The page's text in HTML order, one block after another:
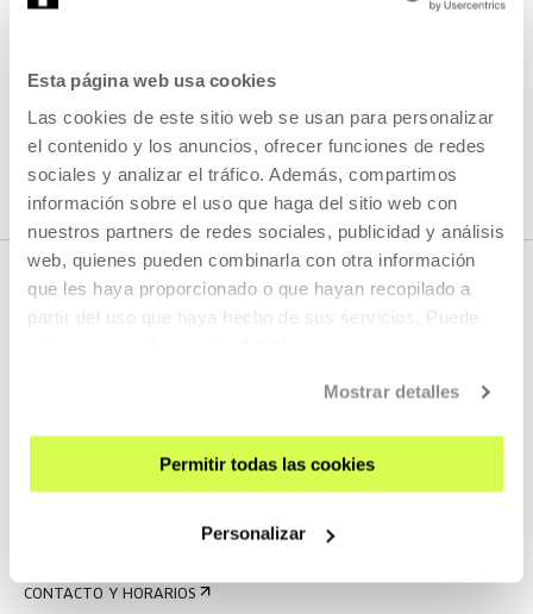
Esta página web usa cookies
Las cookies de este sitio web se usan para personalizar
el contenido y los anuncios, ofrecer funciones de redes
sociales y analizar el tráfico. Además, compartimos
información sobre el uso que haga del sitio web con
nuestros partners de redes sociales, publicidad y análisis
web, quienes pueden combinarla con otra información
que les haya proporcionado o que hayan recopilado a
partir del uso que haya hecho de sus servicios. Puede
Mostrar detalles
Permitir todas las cookies
Personalizar
VER TODOS LOS ARTISTAS Y CREADORES/AS
REGÍSTRATE AL BOLETÍN
CONTACTO Y HORARIOS